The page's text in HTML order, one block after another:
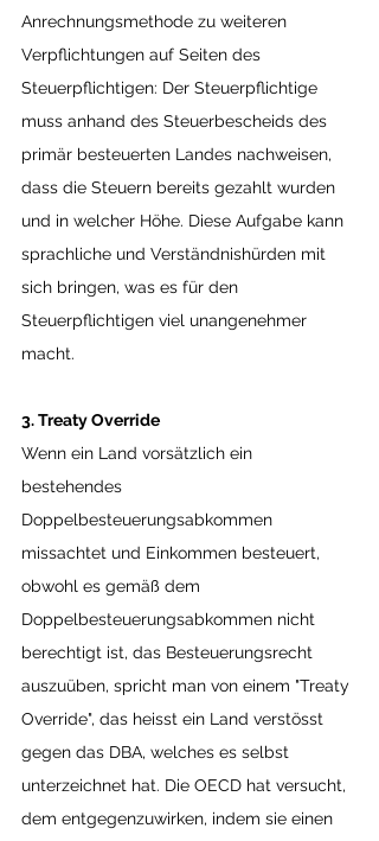
Anrechnungsmethode zu weiteren
Verpflichtungen auf Seiten des
Steuerpflichtigen: Der Steuerpflichtige
muss anhand des Steuerbescheids des
primär besteuerten Landes nachweisen,
dass die Steuern bereits gezahlt wurden
und in welcher Höhe. Diese Aufgabe kann
sprachliche und Verständnishürden mit
sich bringen, was es für den
Steuerpflichtigen viel unangenehmer
macht.
3. Treaty Override
Wenn ein Land vorsätzlich ein
bestehendes
Doppelbesteuerungsabkommen
missachtet und Einkommen besteuert,
obwohl es gemäß dem
Doppelbesteuerungsabkommen nicht
berechtigt ist, das Besteuerungsrecht
auszuüben, spricht man von einem "Treaty
Override", das heisst ein Land verstösst
gegen das DBA, welches es selbst
unterzeichnet hat. Die OECD hat versucht,
dem entgegenzuwirken, indem sie einen